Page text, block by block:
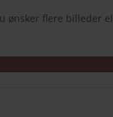
ønsker flere billeder